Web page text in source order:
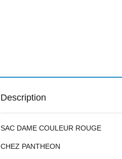
Description
SAC DAME COULEUR ROUGE
CHEZ PANTHEON